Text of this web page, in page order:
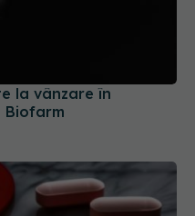
la vânzare în
Biofarm